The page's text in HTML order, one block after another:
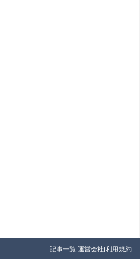
記事一覧|運営会社|利用規約